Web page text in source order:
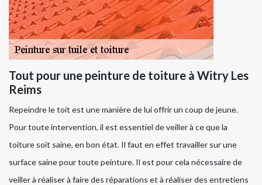
Tout pour une peinture de toiture à Witry Les
Reims
Repeindre le toit est une manière de lui offrir un coup de jeune.
Pour toute intervention, il est essentiel de veiller à ce que la
toiture soit saine, en bon état. Il faut en effet travailler sur une
surface saine pour toute peinture. Il est pour cela nécessaire de
veiller à réaliser à faire des réparations et à réaliser des entretiens